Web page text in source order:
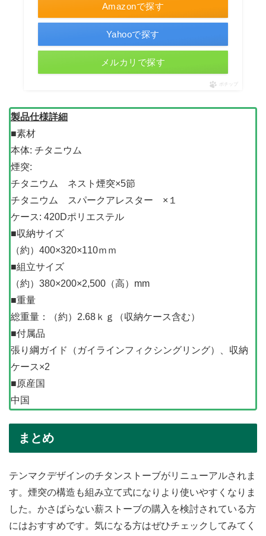
Amazonで探す
Yahooで探す
メルカリで探す
ポチップ
製品仕様詳細
■素材
本体: チタニウム
煙突:
チタニウム ネスト煙突×5節
チタニウム スパークアレスター ×１
ケース: 420Dポリエステル
■収納サイズ
（約）400×320×110ｍｍ
■組立サイズ
（約）380×200×2,500（高）mm
■重量
総重量：（約）2.68ｋｇ（収納ケース含む）
■付属品
張り綱ガイド（ガイラインフィクシングリング）、収納
ケース×2
■原産国
中国
まとめ
テンマクデザインのチタンストーブがリニューアルされま
す。煙突の構造も組み立て式になりより使いやすくなりま
した。かさばらない薪ストーブの購入を検討されている方
にはおすすめです。気になる方はぜひチェックしてみてく